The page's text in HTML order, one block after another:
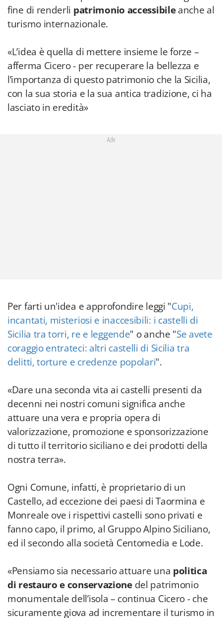
fine di renderli patrimonio accessibileanche al
turismo internazionale.
«L’idea è quella di mettere insieme le forze –
afferma Cicero - per recuperare la bellezza e
l’importanza di questo patrimonio che la Sicilia,
con la sua storia e la sua antica tradizione, ci ha
lasciato in eredità»
Adv
Per farti un'idea e approfondire leggi "Cupi,
incantati, misteriosi e inaccesibili: i castelli di
Sicilia tra torri, re e leggende" o anche "Se avete
coraggio entrateci: altri castelli di Sicilia tra
delitti, torture e credenze popolari".
«Dare una seconda vita ai castelli presenti da
decenni nei nostri comuni significa anche
attuare una vera e propria opera di
valorizzazione, promozione e sponsorizzazione
di tutto il territorio siciliano e dei prodotti della
nostra terra».
Ogni Comune, infatti, è proprietario di un
Castello, ad eccezione dei paesi di Taormina e
Monreale ove i rispettivi castelli sono privati e
fanno capo, il primo, al Gruppo Alpino Siciliano,
ed il secondo alla società Centomedia e Lode.
«Pensiamo sia necessario attuare una politica
di restauro e conservazionedel patrimonio
monumentale dell’isola – continua Cicero - che
sicuramente giova ad incrementare il turismo in